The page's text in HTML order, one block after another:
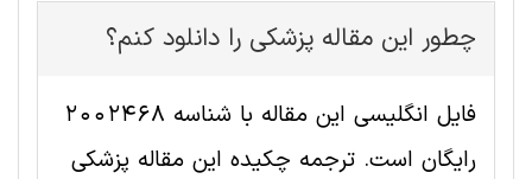
چطور این مقاله پزشکی را دانلود کنم؟
فایل انگلیسی این مقاله با شناسه 2002468
رایگان است. ترجمه چکیده این مقاله پزشکی